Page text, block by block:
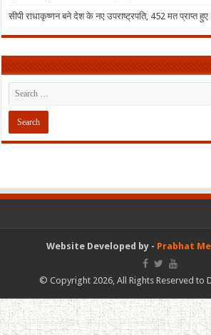
सीपी राधाकृष्णन बने देश के नए उपराष्ट्रपति, 452 मत प्राप्त हुए
Website Developed by - Prabhat
© Copyright 2026, All Rights Reserved to